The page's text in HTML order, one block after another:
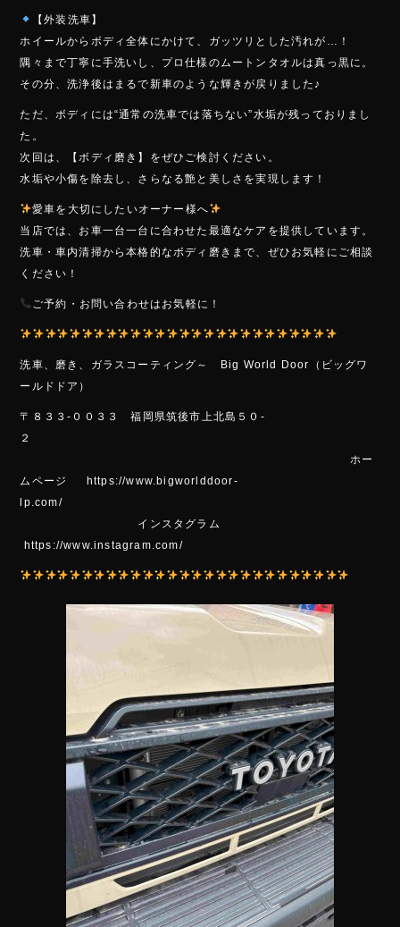
【外装洗車】
ホイールからボディ全体にかけて、ガッツリとした汚れが…！
隅々まで丁寧に手洗いし、プロ仕様のムートンタオルは真っ黒に。
その分、洗浄後はまるで新車のような輝きが戻りました♪
ただ、ボディには“通常の洗車では落ちない”水垢が残っておりまし
た。
次回は、【ボディ磨き】をぜひご検討ください。
水垢や小傷を除去し、さらなる艶と美しさを実現します！
愛車を大切にしたいオーナー様へ
当店では、お車一台一台に合わせた最適なケアを提供しています。
洗車・車内清掃から本格的なボディ磨きまで、ぜひお気軽にご相談
ください！
ご予約・お問い合わせはお気軽に！
洗車、磨き、ガラスコーティング～ Big World Door（ビッグワ
ールドドア）
〒８３３-００３３ 福岡県筑後市上北島５０-
２
ホー
ムページ https://www.bigworlddoor-
lp.com/
インスタグラム
https://www.instagram.com/